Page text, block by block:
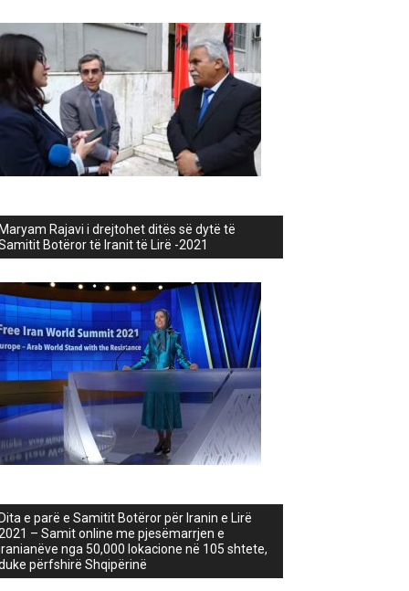
Rajavi i drejtohet ditës së dytë të
Botëror të Iranit të Lirë -2021
e parë e Samitit Botëror për Iranin e Lirë
– Samit online me pjesëmarrjen e
nga 50,000 lokacione në 105 shtete,
përfshirë Shqipërinë